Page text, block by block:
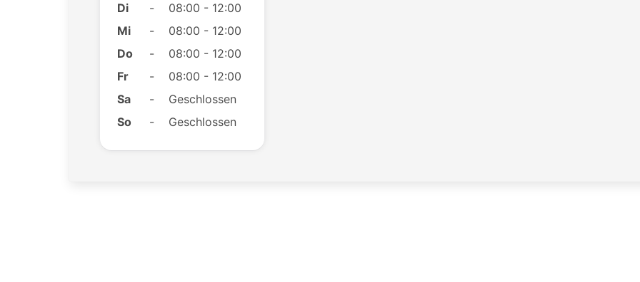
Di
-
08:00 - 12:00
Mi
-
08:00 - 12:00
Do
-
08:00 - 12:00
Fr
-
08:00 - 12:00
Sa
-
Geschlossen
So
- Geschlossen